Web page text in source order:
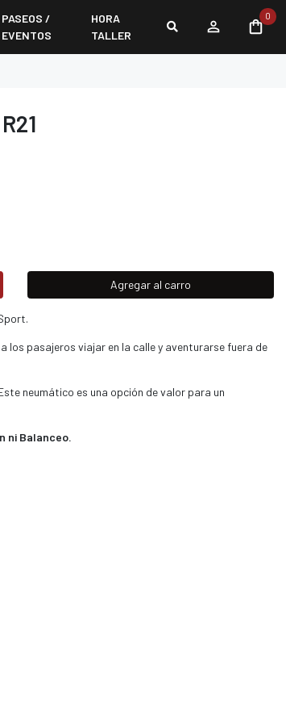
PASEOS /
EVENTOS
HORA
TALLER
0
Agregar al carro
los pasajeros viajar en la calle y aventurarse fuera de
neumático es una opción de valor para un
ni Balanceo.